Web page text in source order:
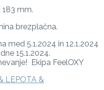
mm.
brezplačna.
med 5.1.2024 in 12.1.2024
15.1.2024.
Ekipa FeelOXY